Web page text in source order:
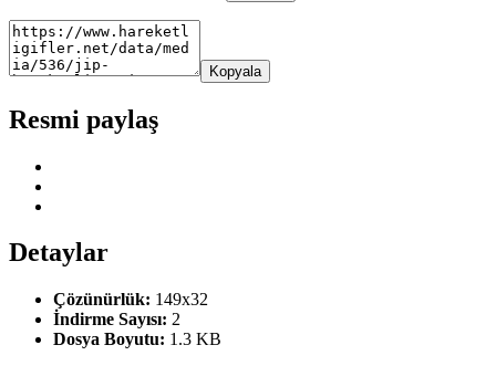
Kopyala
Resmi paylaş
Detaylar
Çözünürlük: 149x32
İndirme Sayısı: 2
Dosya Boyutu: 1.3 KB